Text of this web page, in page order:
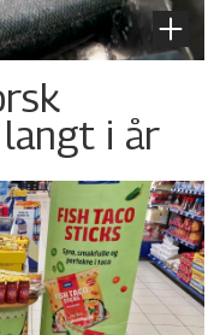
i år